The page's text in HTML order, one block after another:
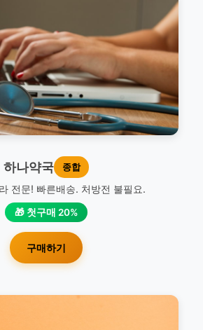
하나약국 종합
전문! 빠른배송. 처방전 불필요.
🎁 첫구매 20%
구매하기